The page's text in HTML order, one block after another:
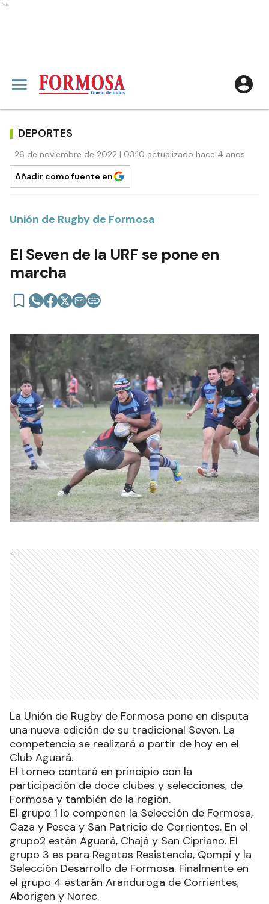
Ads
DEPORTES
26 de noviembre de 2022 | 03:10 actualizado hace 4 años
Añadir como fuente en
Unión de Rugby de Formosa
El Seven de la URF se pone en
marcha
Ads
La Unión de Rugby de Formosa pone en disputa
una nueva edición de su tradicional Seven. La
competencia se realizará a partir de hoy en el
Club Aguará.
El torneo contará en principio con la
participación de doce clubes y selecciones, de
Formosa y también de la región.
El grupo 1 lo componen la Selección de Formosa,
Caza y Pesca y San Patricio de Corrientes. En el
grupo2 están Aguará, Chajá y San Cipriano. El
grupo 3 es para Regatas Resistencia, Qompí y la
Selección Desarrollo de Formosa. Finalmente en
el grupo 4 estarán Aranduroga de Corrientes,
Aborigen y Norec.